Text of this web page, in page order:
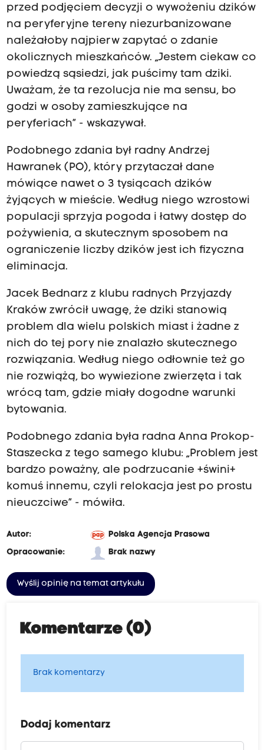
przed podjęciem decyzji o wywożeniu dzików
na peryferyjne tereny niezurbanizowane
należałoby najpierw zapytać o zdanie
okolicznych mieszkańców. „Jestem ciekaw co
powiedzą sąsiedzi, jak puścimy tam dziki.
Uważam, że ta rezolucja nie ma sensu, bo
godzi w osoby zamieszkujące na
peryferiach” - wskazywał.
Podobnego zdania był radny Andrzej
Hawranek (PO), który przytaczał dane
mówiące nawet o 3 tysiącach dzików
żyjących w mieście. Według niego wzrostowi
populacji sprzyja pogoda i łatwy dostęp do
pożywienia, a skutecznym sposobem na
ograniczenie liczby dzików jest ich fizyczna
eliminacja.
Jacek Bednarz z klubu radnych Przyjazdy
Kraków zwrócił uwagę, że dziki stanowią
problem dla wielu polskich miast i żadne z
nich do tej pory nie znalazło skutecznego
rozwiązania. Według niego odłownie też go
nie rozwiążą, bo wywiezione zwierzęta i tak
wrócą tam, gdzie miały dogodne warunki
bytowania.
Podobnego zdania była radna Anna Prokop-
Staszecka z tego samego klubu: „Problem jest
bardzo poważny, ale podrzucanie +świni+
komuś innemu, czyli relokacja jest po prostu
nieuczciwe” - mówiła.
Autor:
Polska Agencja Prasowa
Opracowanie:
Brak nazwy
Wyślij opinię na temat artykułu
Komentarze (0)
Brak komentarzy
Dodaj komentarz